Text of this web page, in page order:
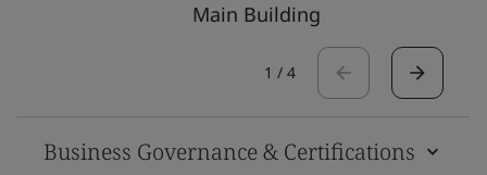
Main Building
1 / 4
Business Governance & Certifications